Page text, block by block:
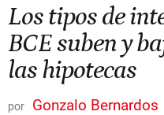
Los tipos de
BCE suben y
las hipotecas
Gonzalo Bernardos